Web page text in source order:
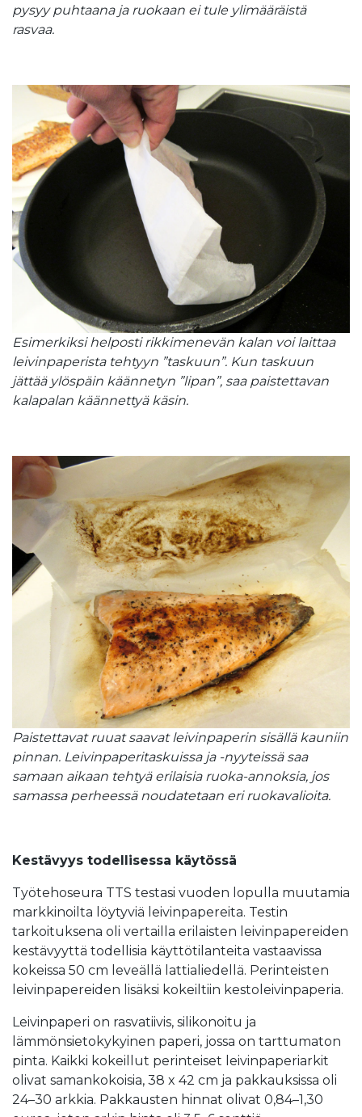
pysyy puhtaana ja ruokaan ei tule ylimääräistä
rasvaa.
Esimerkiksi helposti rikkimenevän kalan voi laittaa
leivinpaperista tehtyyn ”taskuun”. Kun taskuun
jättää ylöspäin käännetyn ”lipan”, saa paistettavan
kalapalan käännettyä käsin.
Paistettavat ruuat saavat leivinpaperin sisällä kauniin
pinnan. Leivinpaperitaskuissa ja -nyyteissä saa
samaan aikaan tehtyä erilaisia ruoka-annoksia, jos
samassa perheessä noudatetaan eri ruokavalioita.
Kestävyys todellisessa käytössä
Työtehoseura TTS testasi vuoden lopulla muutamia
markkinoilta löytyviä leivinpapereita. Testin
tarkoituksena oli vertailla erilaisten leivinpapereiden
kestävyyttä todellisia käyttötilanteita vastaavissa
kokeissa 50 cm leveällä lattialiedellä. Perinteisten
leivinpapereiden lisäksi kokeiltiin kestoleivinpaperia.
Leivinpaperi on rasvatiivis, silikonoitu ja
lämmönsietokykyinen paperi, jossa on tarttumaton
pinta. Kaikki kokeillut perinteiset leivinpaperiarkit
olivat samankokoisia, 38 x 42 cm ja pakkauksissa oli
24–30 arkkia. Pakkausten hinnat olivat 0,84–1,30